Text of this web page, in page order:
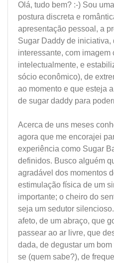
Olá, tudo bem? :-) Sou
postura discreta e
apresentação pessoal, a
Sugar Daddy de iniciativa,
interessante, com imagem
intelectualmente, e
sócio econômico), de
ao momento e que esteja
de sugar daddy para
Acerca de uns meses
agora que me encorajei
experiência como Sugar
definidos. Busco alguém
agradável dos momentos
estimulação física de um
importante; o cheiro do
seja um sedutor
afeto, de um abraço, que
passear ao ar livre, que
dada, de degustar um
se (quem sabe?), de